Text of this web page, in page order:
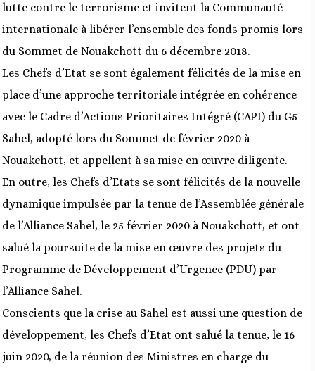
lutte contre le terrorisme et invitent la Communauté
internationale à libérer l’ensemble des fonds promis lors
du Sommet de Nouakchott du 6 décembre 2018.
Les Chefs d’Etat se sont également félicités de la mise en
place d’une approche territoriale intégrée en cohérence
avec le Cadre d’Actions Prioritaires Intégré (CAPI) du G5
Sahel, adopté lors du Sommet de février 2020 à
Nouakchott, et appellent à sa mise en œuvre diligente.
En outre, les Chefs d’Etats se sont félicités de la nouvelle
dynamique impulsée par la tenue de l’Assemblée générale
de l’Alliance Sahel, le 25 février 2020 à Nouakchott, et ont
salué la poursuite de la mise en œuvre des projets du
Programme de Développement d’Urgence (PDU) par
l’Alliance Sahel.
Conscients que la crise au Sahel est aussi une question de
développement, les Chefs d’Etat ont salué la tenue, le 16
juin 2020, de la réunion des Ministres en charge du